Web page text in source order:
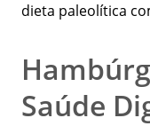
dieta paleolítica
Saúde